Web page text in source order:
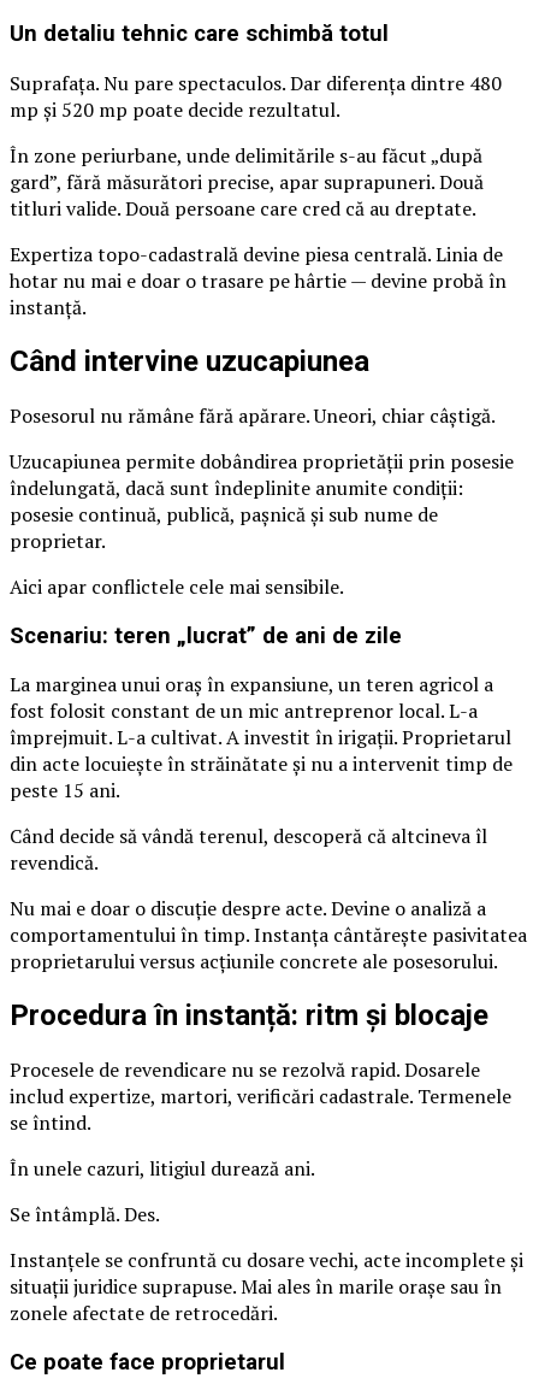
Un detaliu tehnic care schimbă totul
Suprafața. Nu pare spectaculos. Dar diferența dintre 480
mp și 520 mp poate decide rezultatul.
În zone periurbane, unde delimitările s-au făcut „după
gard”, fără măsurători precise, apar suprapuneri. Două
titluri valide. Două persoane care cred că au dreptate.
Expertiza topo-cadastrală devine piesa centrală. Linia de
hotar nu mai e doar o trasare pe hârtie — devine probă în
instanță.
Când intervine uzucapiunea
Posesorul nu rămâne fără apărare. Uneori, chiar câștigă.
Uzucapiunea permite dobândirea proprietății prin posesie
îndelungată, dacă sunt îndeplinite anumite condiții:
posesie continuă, publică, pașnică și sub nume de
proprietar.
Aici apar conflictele cele mai sensibile.
Scenariu: teren „lucrat” de ani de zile
La marginea unui oraș în expansiune, un teren agricol a
fost folosit constant de un mic antreprenor local. L-a
împrejmuit. L-a cultivat. A investit în irigații. Proprietarul
din acte locuiește în străinătate și nu a intervenit timp de
peste 15 ani.
Când decide să vândă terenul, descoperă că altcineva îl
revendică.
Nu mai e doar o discuție despre acte. Devine o analiză a
comportamentului în timp. Instanța cântărește pasivitatea
proprietarului versus acțiunile concrete ale posesorului.
Procedura în instanță: ritm și blocaje
Procesele de revendicare nu se rezolvă rapid. Dosarele
includ expertize, martori, verificări cadastrale. Termenele
se întind.
În unele cazuri, litigiul durează ani.
Se întâmplă. Des.
Instanțele se confruntă cu dosare vechi, acte incomplete și
situații juridice suprapuse. Mai ales în marile orașe sau în
zonele afectate de retrocedări.
Ce poate face proprietarul